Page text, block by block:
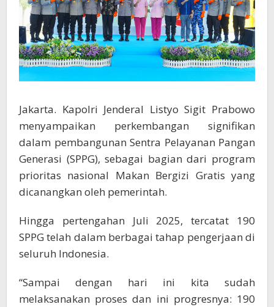
Jakarta. Kapolri Jenderal Listyo Sigit Prabowo
menyampaikan perkembangan signifikan
dalam pembangunan Sentra Pelayanan Pangan
Generasi (SPPG), sebagai bagian dari program
prioritas nasional Makan Bergizi Gratis yang
dicanangkan oleh pemerintah.
Hingga pertengahan Juli 2025, tercatat 190
SPPG telah dalam berbagai tahap pengerjaan di
seluruh Indonesia.
“Sampai dengan hari ini kita sudah
melaksanakan proses dan ini progresnya: 190